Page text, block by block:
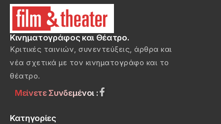
Κινηματογράφος και Θέατρο.
Κριτικές ταινιών, συνεντεύξεις, άρθρα και
νέα σχετικά με τον κινηματογράφο και το
θέατρο.
Μείνετε Συνδεμένοι :
Κατηγορίες